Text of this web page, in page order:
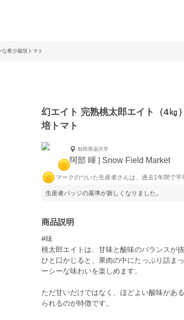
希少栽培トマト
幻エイト 完熟桃太郎エイト（4㎏
培トマト
秋田県湯沢市
阿部 暉 | Snow Field Market
マークのついた生産者さんは、過去1年間で平
生産者バッジの基準が新しくなりました。
商品説明
#味
桃太郎エイトは、甘味と酸味のバランスが
ひと口かじると、果肉の中にたっぷり詰ま
ーシーな味わいを楽しめます。
ただ甘いだけではなく、ほどよい酸味があ
られるのが特徴です。